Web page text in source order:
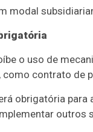
modal
o uso de
como contrato de
obrigatória para
outros